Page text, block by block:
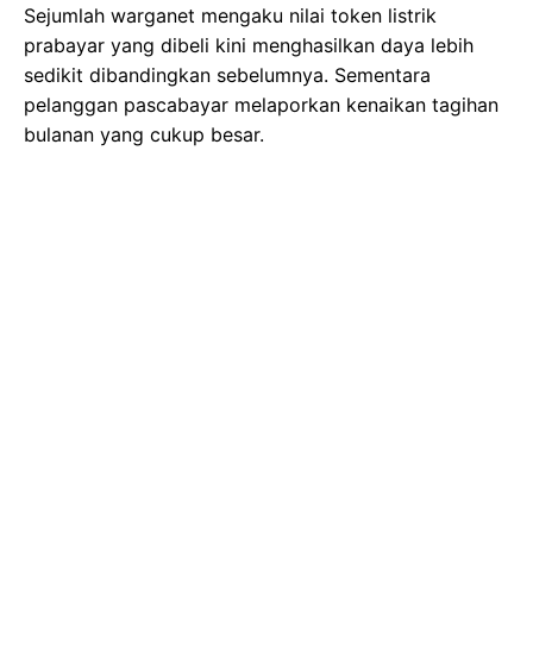
Sejumlah warganet mengaku nilai token listrik
prabayar yang dibeli kini menghasilkan daya lebih
sedikit dibandingkan sebelumnya. Sementara
pelanggan pascabayar melaporkan kenaikan tagihan
bulanan yang cukup besar.